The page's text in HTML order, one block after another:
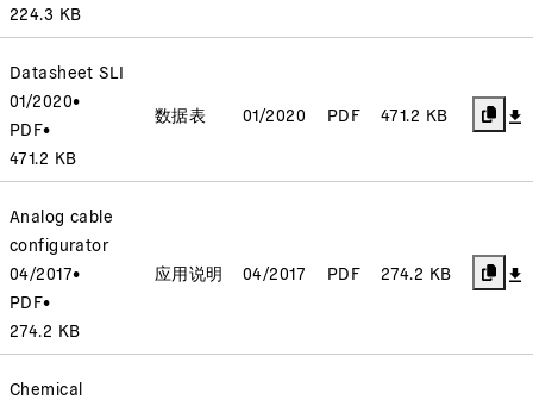
224.3 KB
Datasheet SLI
01/2020•
PDF•
471.2 KB
数据表 01/2020 PDF 471.2 KB
Analog cable
configurator
04/2017•
PDF•
274.2 KB
应用说明 04/2017 PDF 274.2 KB
Chemical